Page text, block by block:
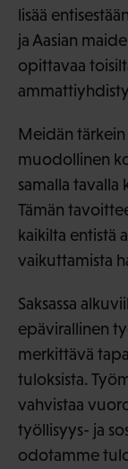
lisää
ja Aasian
opittavaa
Meidän
muodollinen
samalla tavalla
Tämän
kaikilta entistä
vaikuttamista
Saksassa
epävirallinen
merkittävä
tuloksista.
vahvistaa
työllisyys- ja
odotamme